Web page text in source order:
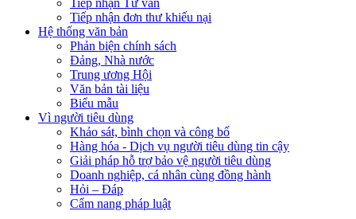
Tiếp nhận Tư vấn
Tiếp nhận đơn thư khiếu nại
Hệ thống văn bản
Phản biện chính sách
Đảng, Nhà nước
Trung ương Hội
Văn bản tài liệu
Biểu mẫu
Vì người tiêu dùng
Khảo sát, bình chọn và công bố
Hàng hóa - Dịch vụ người tiêu dùng tin cậy
Giải pháp hỗ trợ bảo vệ người tiêu dùng
Doanh nghiệp, cá nhân cùng đồng hành
Hỏi – Đáp
Cẩm nang pháp luật